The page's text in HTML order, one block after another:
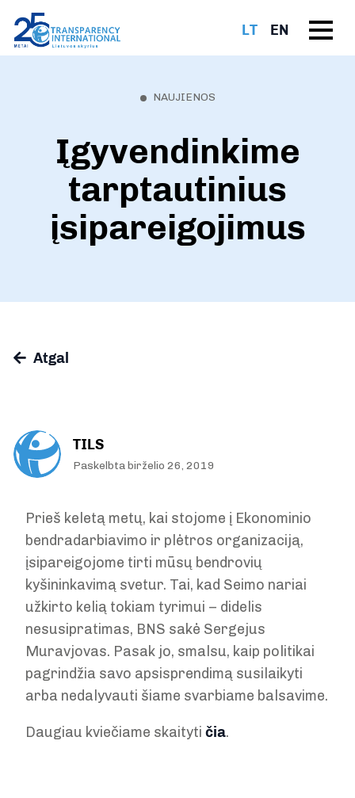
LT EN
NAUJIENOS
Įgyvendinkime
tarptautinius
įsipareigojimus
Atgal
TILS
Paskelbta birželio 26, 2019
Prieš keletą metų, kai stojome į Ekonominio
bendradarbiavimo ir plėtros organizaciją,
įsipareigojome tirti mūsų bendrovių
kyšininkavimą svetur. Tai, kad Seimo nariai
užkirto kelią tokiam tyrimui – didelis
nesusipratimas, BNS sakė Sergejus
Muravjovas. Pasak jo, smalsu, kaip politikai
pagrindžia savo apsisprendimą susilaikyti
arba nedalyvauti šiame svarbiame balsavime.
Daugiau kviečiame skaityti čia.